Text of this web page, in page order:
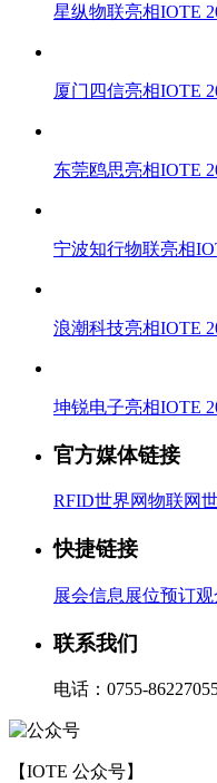
星纵物联亮相IOTE
厦门四信亮相IOTE
东莞鸥思亮相IOTE
宁波知行物联亮相
浪潮科技亮相IOTE
坤锐电子亮相IOTE
官方媒体链接
RFID世界网物联网
快捷链接
展会信息 展位预订观
联系我们
电话：0755-
【IOTE 公众号】